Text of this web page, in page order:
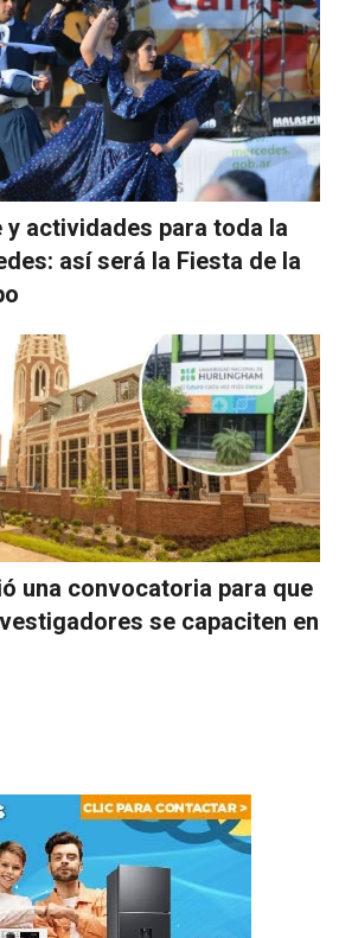
actividades para toda la
así será la Fiesta de la
una convocatoria para que
se capaciten en